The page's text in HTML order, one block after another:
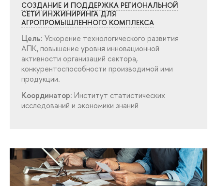
СОЗДАНИЕ И ПОДДЕРЖКА РЕГИОНАЛЬНОЙ
СЕТИ ИНЖИНИРИНГА ДЛЯ
АГРОПРОМЫШЛЕННОГО КОМПЛЕКСА
Цель: Ускорение технологического развития
АПК, повышение уровня инновационной
активности организаций сектора,
конкурентоспособности производимой ими
продукции.
Координатор: Институт статистических
исследований и экономики знаний